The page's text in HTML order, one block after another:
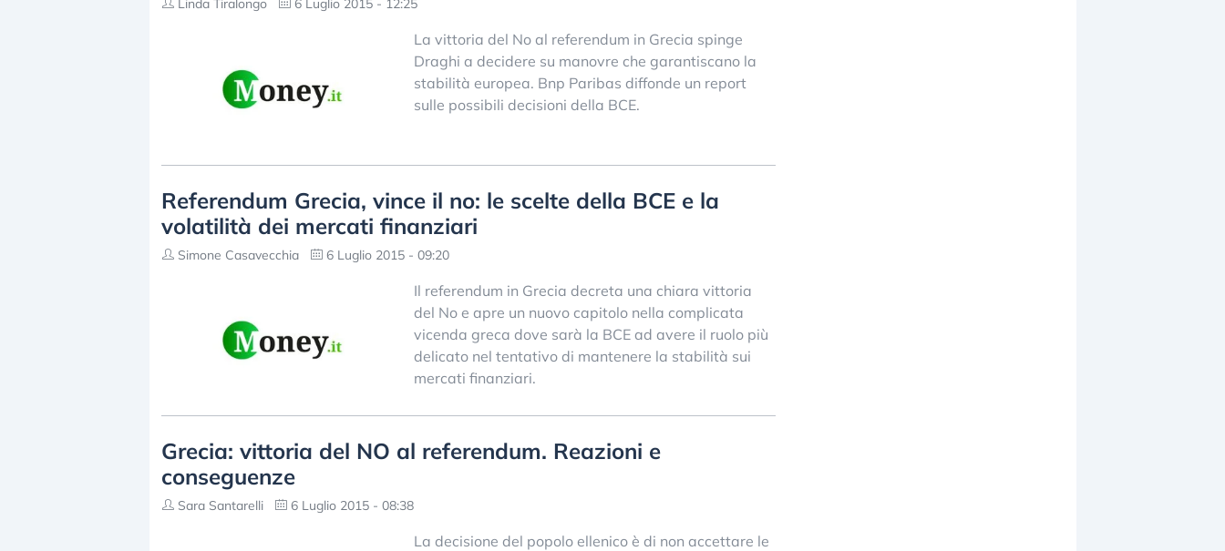
Linda Tiralongo 6 Luglio 2015 - 12:25
La vittoria del No al referendum in Grecia spinge
Draghi a decidere su manovre che garantiscano la
stabilità europea. Bnp Paribas diffonde un report
sulle possibili decisioni della BCE.
Referendum Grecia, vince il no: le scelte della BCE e la
volatilità dei mercati finanziari
Simone Casavecchia 6 Luglio 2015 - 09:20
Il referendum in Grecia decreta una chiara vittoria
del No e apre un nuovo capitolo nella complicata
vicenda greca dove sarà la BCE ad avere il ruolo più
delicato nel tentativo di mantenere la stabilità sui
mercati finanziari.
Grecia: vittoria del NO al referendum. Reazioni e
conseguenze
Sara Santarelli 6 Luglio 2015 - 08:38
La decisione del popolo ellenico è di non accettare le